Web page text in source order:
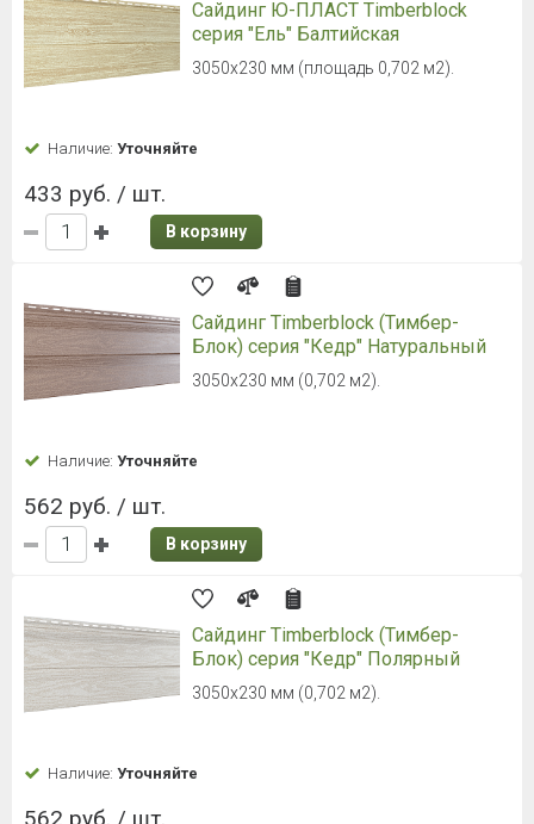
Сайдинг Ю-ПЛАСТ Timberblock
серия "Ель" Балтийская
3050х230 мм (площадь 0,702 м2).
Наличие: Уточняйте
433 руб. / шт.
В корзину
Сайдинг Timberblock (Тимбер-
Блок) серия "Кедр" Натуральный
3050х230 мм (0,702 м2).
Наличие: Уточняйте
562 руб. / шт.
В корзину
Сайдинг Timberblock (Тимбер-
Блок) серия "Кедр" Полярный
3050х230 мм (0,702 м2).
Наличие: Уточняйте